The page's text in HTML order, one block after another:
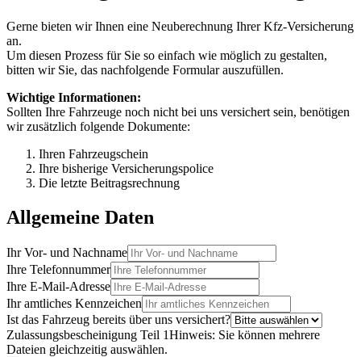
Gerne bieten wir Ihnen eine Neuberechnung Ihrer Kfz-Versicherung
an.
Um diesen Prozess für Sie so einfach wie möglich zu gestalten,
bitten wir Sie, das nachfolgende Formular auszufüllen.
Wichtige Informationen:
Sollten Ihre Fahrzeuge noch nicht bei uns versichert sein, benötigen
wir zusätzlich folgende Dokumente:
Ihren Fahrzeugschein
Ihre bisherige Versicherungspolice
Die letzte Beitragsrechnung
Allgemeine Daten
Ihr Vor- und Nachname
Ihre Telefonnummer
Ihre E-Mail-Adresse
Ihr amtliches Kennzeichen
Ist das Fahrzeug bereits über uns versichert?
Zulassungsbescheinigung Teil 1Hinweis: Sie können mehrere
Dateien gleichzeitig auswählen.